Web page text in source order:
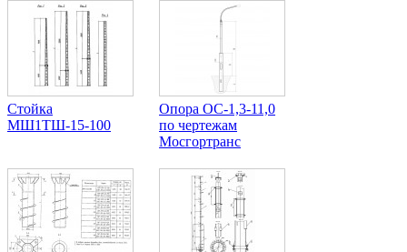
Стойка
МШ1ТШ-15-100
Опора ОС-1,3-11,0
по чертежам
Мосгортранс